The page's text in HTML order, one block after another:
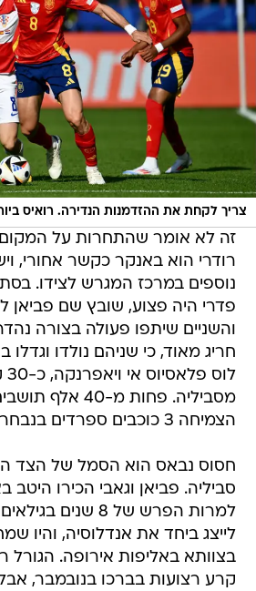
צריך לקחת את ההזדמנות הנדירה. רואיס
זה לא אומר שהתחרות על
רודרי הוא באנקר כקשר אחורי,
נוספים במרכז המגרש לצידו.
פדרי היה פצוע, שובץ שם פביאן
והשניים שיתפו פעולה בצורה
חריג מאוד, כי שניהם נולדו
מסביליה. פחות מ-
הצמיחה 3 כוכבים ספרדים בנבחרת הנוכחית.
חסוס נבאס הוא הסמל של הצד
סביליה. פביאן וגאבי הכירו
למרות הפרש של 8
לייצג ביחד את אנדלוסיה, והיו
בצוותא באליפות אירופה. הגורל
קרע רצועות בברכו בנובמבר, אבל